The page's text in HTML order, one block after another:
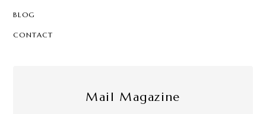
BLOG
CONTACT
Mail Magazine